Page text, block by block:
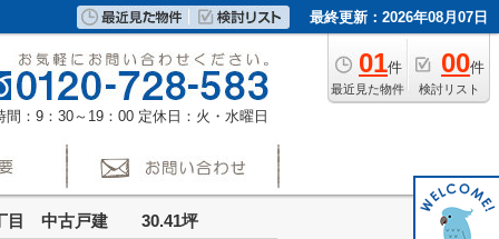
最終更新：2026年08月07日
01件
最近見た物件
00件
検討リスト
間：9：30～19：00 定休日：火・水曜日
丁目 中古戸建 30.41坪